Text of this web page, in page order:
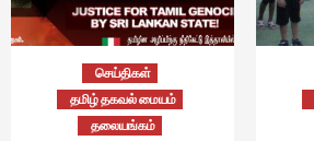
செய்திகள்
தமிழ் தகவல் மையம்
தலையங்கம்